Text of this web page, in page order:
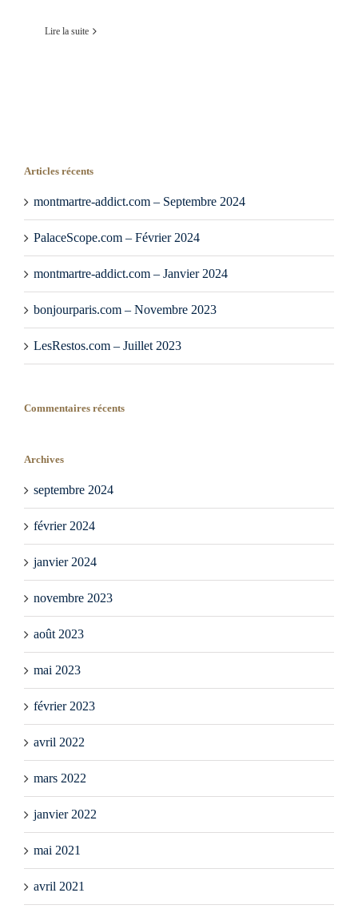
Lire la suite
Articles récents
montmartre-addict.com – Septembre 2024
PalaceScope.com – Février 2024
montmartre-addict.com – Janvier 2024
bonjourparis.com – Novembre 2023
LesRestos.com – Juillet 2023
Commentaires récents
Archives
septembre 2024
février 2024
janvier 2024
novembre 2023
août 2023
mai 2023
février 2023
avril 2022
mars 2022
janvier 2022
mai 2021
avril 2021